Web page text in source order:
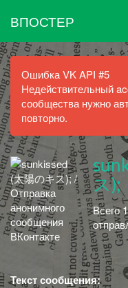
ВПОСТЕР
Ошибка VK API #5
Недействительный
сообщества нужно
повторно.
ス);
Всего
Текст сообщения: